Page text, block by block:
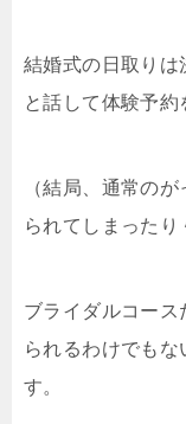
結婚式の日取りは
と話して体験予約
（結局、通常の
られてしまったり
ブライダルコース
られるわけでもな
す。